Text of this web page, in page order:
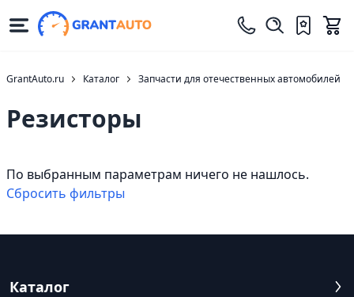
GrantAuto.ru Каталог Запчасти для отечественных автомобилей
Резисторы
По выбранным параметрам ничего не нашлось.
Cбросить фильтры
Каталог